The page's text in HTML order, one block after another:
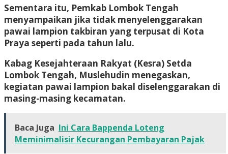
Sementara itu, Pemkab Lombok Tengah
menyampaikan jika tidak menyelenggarakan
pawai lampion takbiran yang terpusat di Kota
Praya seperti pada tahun lalu.
Kabag Kesejahteraan Rakyat (Kesra) Setda
Lombok Tengah, Muslehudin menegaskan,
kegiatan pawai lampion bakal diselenggarakan di
masing-masing kecamatan.
Baca Juga Ini Cara Bappenda Loteng
Meminimalisir Kecurangan Pembayaran Pajak